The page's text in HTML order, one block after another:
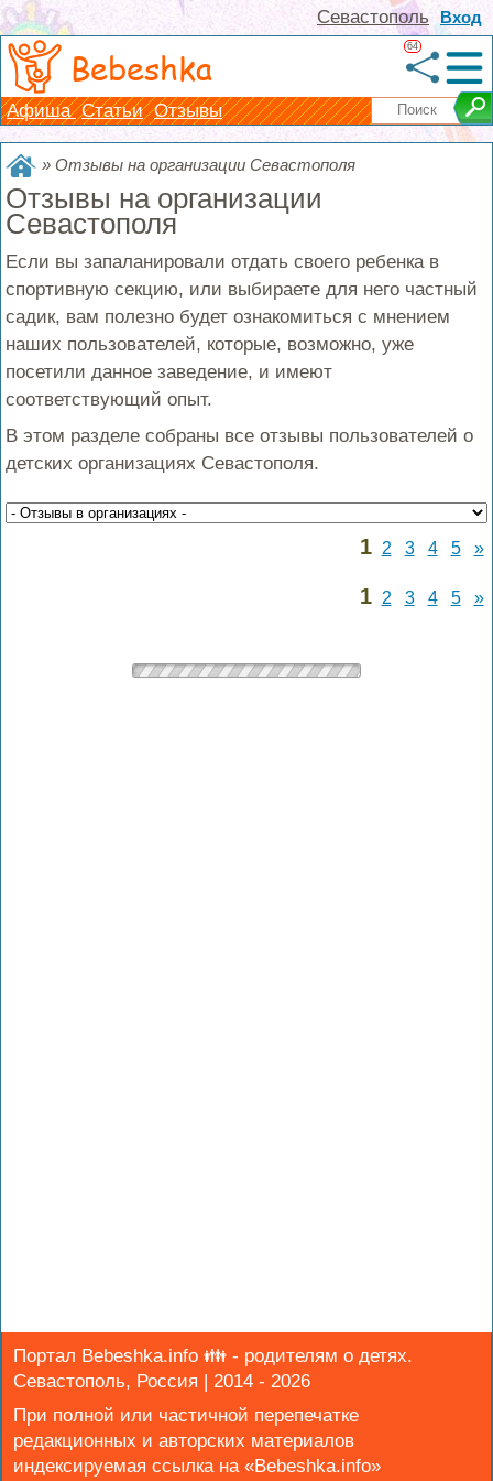
Вход
Севастополь
Bebeshka 64
Афиша Статьи Отзывы
»Отзывы на организации Севастополя
Отзывы на организации
Севастополя
Если вы запаланировали отдать своего ребенка в
спортивную секцию, или выбираете для него частный
садик, вам полезно будет ознакомиться с мнением
наших пользователей, которые, возможно, уже
посетили данное заведение, и имеют
соответствующий опыт.
В этом разделе собраны все отзывы пользователей о
детских организациях Севастополя.
1 2 3 4 5 »
1 2 3 4 5 »
Портал Bebeshka.info 👪 - родителям о детях.
Севастополь, Россия | 2014 - 2026
При полной или частичной перепечатке
редакционных и авторских материалов
индексируемая ссылка на «Bebeshka.info»